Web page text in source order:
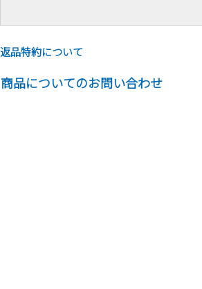
返品特約について
商品についてのお問い合わせ